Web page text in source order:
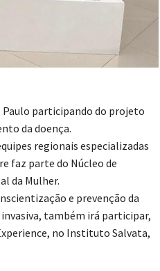
participando do projeto
da doença.
regionais especializadas
faz parte do Núcleo de
da Mulher.
e prevenção da
também irá participar,
no Instituto Salvata,